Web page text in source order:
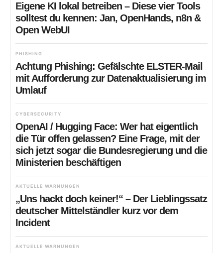
Eigene KI lokal betreiben – Diese vier Tools
solltest du kennen: Jan, OpenHands, n8n &
Open WebUI
PHISHING
Achtung Phishing: Gefälschte ELSTER-Mail
mit Aufforderung zur Datenaktualisierung im
Umlauf
CYBERSECURITY
OpenAI / Hugging Face: Wer hat eigentlich
die Tür offen gelassen? Eine Frage, mit der
sich jetzt sogar die Bundesregierung und die
Ministerien beschäftigen
AKTUELLE WARNUNGEN
„Uns hackt doch keiner!“ – Der Lieblingssatz
deutscher Mittelständler kurz vor dem
Incident
AKTUELLE WARNUNGEN